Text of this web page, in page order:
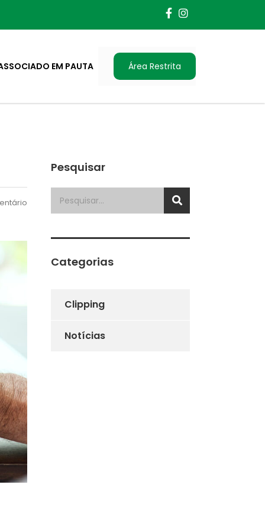
EM PAUTA Área Restrita
Pesquisar
Categorias
Clipping
Notícias